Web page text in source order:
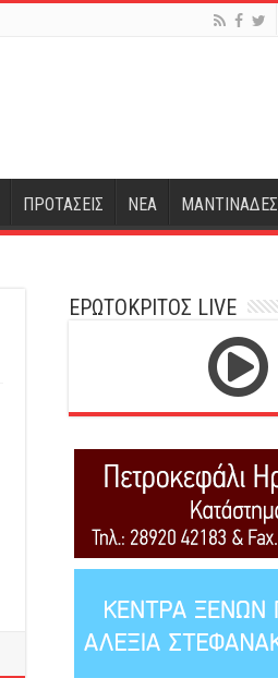
ΠΡΟΤΑΣΕΙΣ ΝΕΑ ΜΑΝΤΙΝΑΔΕΣ
ΕΡΩΤΟΚΡΙΤΟΣ LIVE